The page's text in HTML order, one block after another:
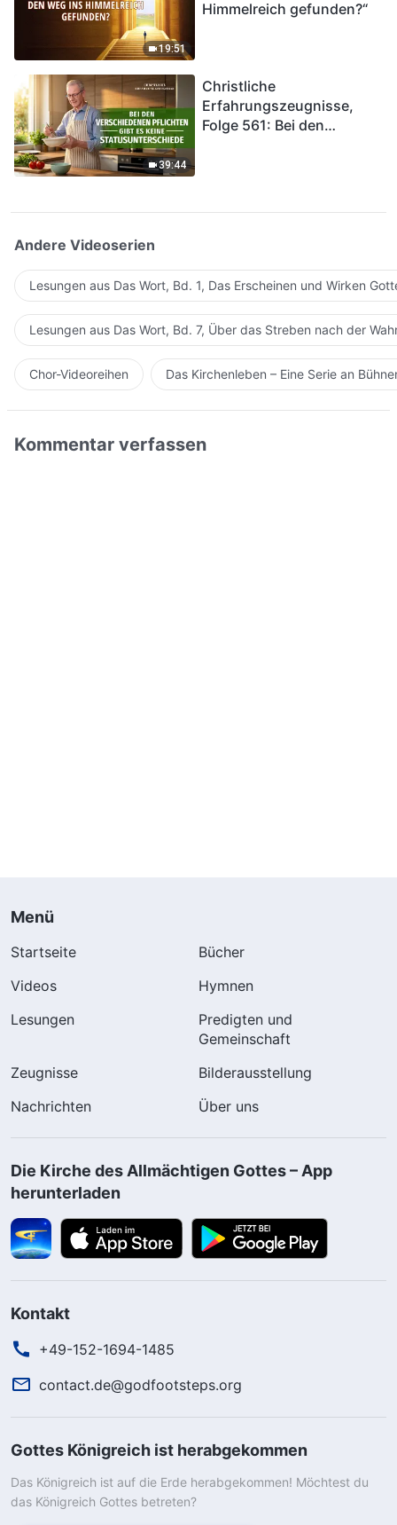
19:51
Himmelreich gefunden?“
39:44
Christliche
Erfahrungszeugnisse,
Folge 561: Bei den
Andere Videoserien
Lesungen aus Das Wort, Bd. 1, Das Erscheinen und Wirken
Lesungen aus Das Wort, Bd. 7, Über das Streben nach der
Chor-Videoreihen Das Kirchenleben – Eine Serie an
Kommentar verfassen
Menü
Startseite
Bücher
Videos
Hymnen
Lesungen
Predigten und
Gemeinschaft
Zeugnisse
Bilderausstellung
Nachrichten
Über uns
Die Kirche des Allmächtigen Gottes – App
herunterladen
Kontakt
+49-152-1694-1485
contact.de@godfootsteps.org
Gottes Königreich ist herabgekommen
Das Königreich ist auf die Erde herabgekommen! Möchtest du
das Königreich Gottes betreten?